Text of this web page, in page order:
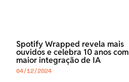
Spotify Wrapped revela mais
ouvidos e celebra 10 anos com
maior integração de IA
04/12/2024